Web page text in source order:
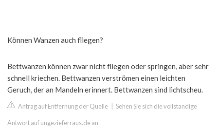
Können Wanzen auch fliegen?
Bettwanzen können zwar nicht fliegen oder springen, aber sehr
schnell kriechen. Bettwanzen verströmen einen leichten
Geruch, der an Mandeln erinnert. Bettwanzen sind lichtscheu.
Antrag auf Entfernung der Quelle Sehen Sie sich die vollständige
Antwort auf ungezieferraus.de an